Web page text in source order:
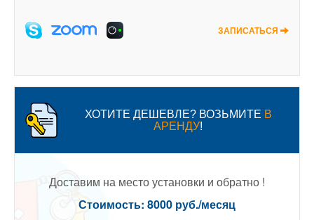
ЗАПИСАТЬСЯ
ХОТИТЕ ДЕШЕВЛЕ? ВОЗЬМИТЕ В
АРЕНДУ!
Доставим на место установки и обратно !
Стоимость: 8000 руб./месяц